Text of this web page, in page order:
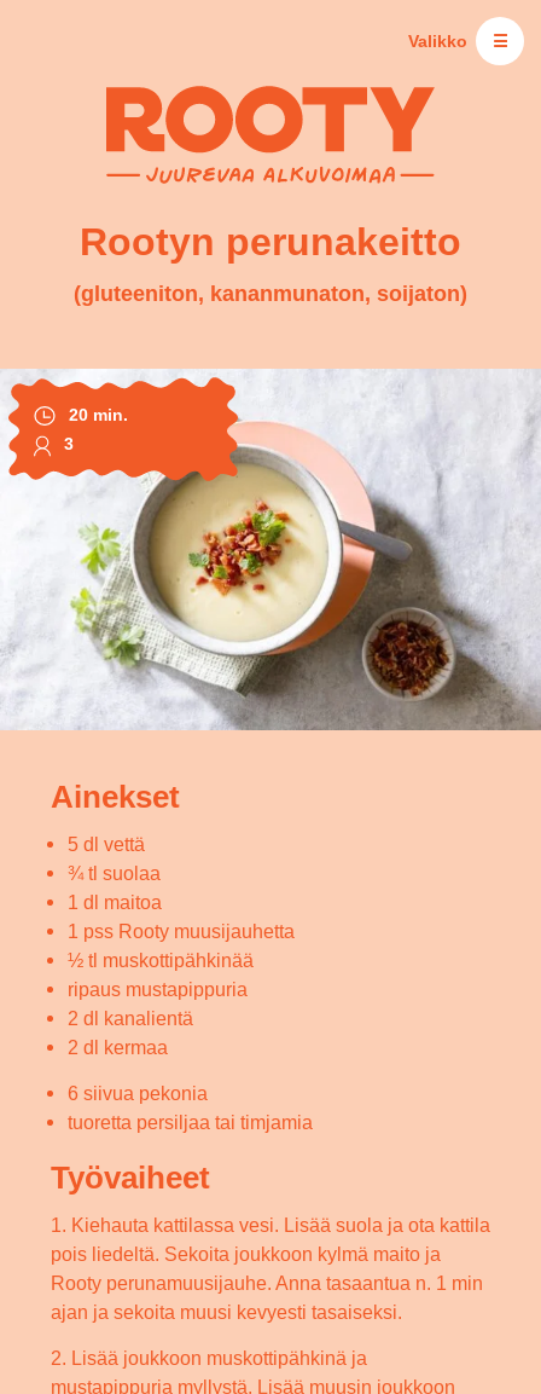
Valikko ☰
Rootyn perunakeitto
(gluteeniton, kananmunaton, soijaton)
20 min.
3
Ainekset
5 dl vettä
¾ tl suolaa
1 dl maitoa
1 pss Rooty muusijauhetta
½ tl muskottipähkinää
ripaus mustapippuria
2 dl kanalientä
2 dl kermaa
6 siivua pekonia
tuoretta persiljaa tai timjamia
Työvaiheet
1. Kiehauta kattilassa vesi. Lisää suola ja ota kattila
pois liedeltä. Sekoita joukkoon kylmä maito ja
Rooty perunamuusijauhe. Anna tasaantua n. 1 min
ajan ja sekoita muusi kevyesti tasaiseksi.
2. Lisää joukkoon muskottipähkinä ja
mustapippuria myllystä. Lisää muusin joukkoon